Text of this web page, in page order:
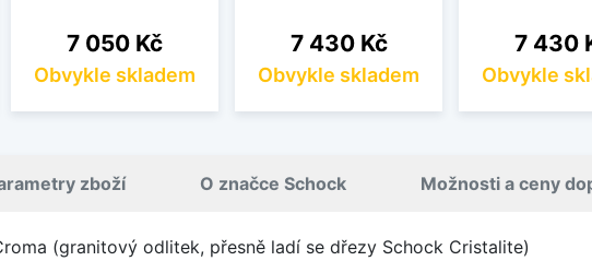
Cena
7 050 Kč
Obvykle skladem
Cena
7 430 Kč
Obvykle skladem
Cena
7 430
Obvykle
zboží O značce Schock Možnosti a ceny
(granitový odlitek, přesně ladí se dřezy Schock Cristalite)